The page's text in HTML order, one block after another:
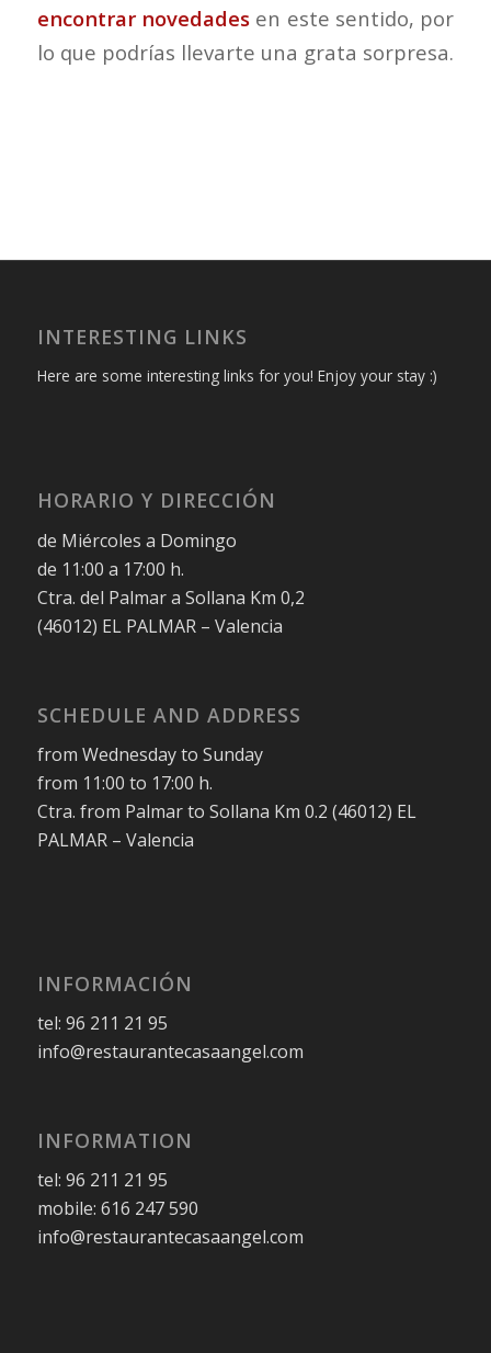
encontrar novedadesen este sentido, por
lo que podrías llevarte una grata sorpresa.
INTERESTING LINKS
Here are some interesting links for you! Enjoy your stay :)
HORARIO Y DIRECCIÓN
de Miércoles a Domingo
de 11:00 a 17:00 h.
Ctra. del Palmar a Sollana Km 0,2
(46012) EL PALMAR – Valencia
SCHEDULE AND ADDRESS
from Wednesday to Sunday
from 11:00 to 17:00 h.
Ctra. from Palmar to Sollana Km 0.2 (46012) EL
PALMAR – Valencia
INFORMACIÓN
tel: 96 211 21 95
info@restaurantecasaangel.com
INFORMATION
tel: 96 211 21 95
mobile: 616 247 590
info@restaurantecasaangel.com